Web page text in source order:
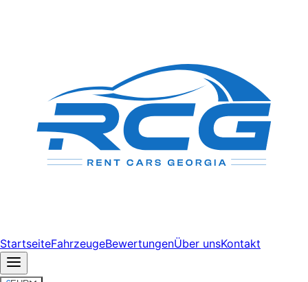
StartseiteFahrzeugeBewertungenÜber unsKontakt